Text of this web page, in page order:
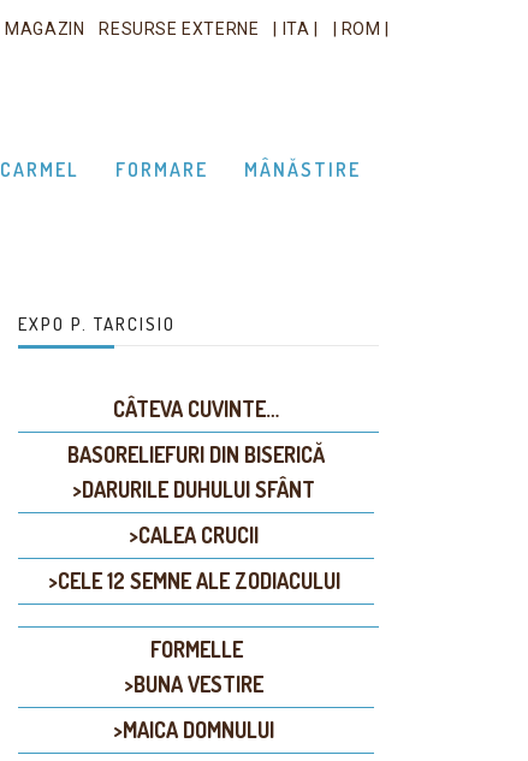
MAGAZIN RESURSE EXTERNE | ITA | | ROM |
CARMEL FORMARE MÂNĂSTIRE
EXPO P. TARCISIO
CÂTEVA CUVINTE…
BASORELIEFURI DIN BISERICĂ
>DARURILE DUHULUI SFÂNT
>CALEA CRUCII
>CELE 12 SEMNE ALE ZODIACULUI
FORMELLE
>BUNA VESTIRE
>MAICA DOMNULUI